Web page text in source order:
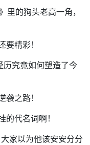
里的狗头老高一角，
精彩！
究竟如何塑造了今
之路！
代名词啊！
家以为他该安安分分